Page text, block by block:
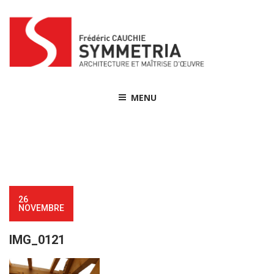
content
MENU
26
NOVEMBRE
IMG_0121